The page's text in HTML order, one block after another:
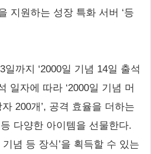
지원하는 성장 특화 서버 ‘등
일까지 ‘2000일 기념 14일 출석
일자에 따라 ‘2000일 기념 머
200개’, 공격 효율을 더하는
등 다양한 아이템을 선물한다.
기념 등 장식’을 획득할 수 있는